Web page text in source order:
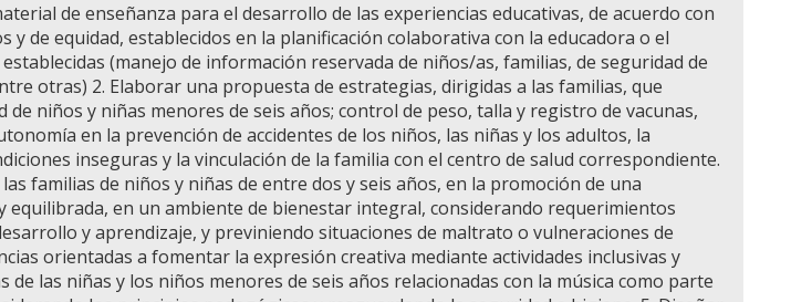
de enseñanza para el desarrollo de las experiencias educativas, de acuerdo con
y de equidad, establecidos en la planificación colaborativa con la educadora o el
(manejo de información reservada de niños/as, familias, de seguridad de
otras) 2. Elaborar una propuesta de estrategias, dirigidas a las familias, que
de niños y niñas menores de seis años; control de peso, talla y registro de vacunas,
en la prevención de accidentes de los niños, las niñas y los adultos, la
inseguras y la vinculación de la familia con el centro de salud correspondiente.
familias de niños y niñas de entre dos y seis años, en la promoción de una
equilibrada, en un ambiente de bienestar integral, considerando requerimientos
y aprendizaje, y previniendo situaciones de maltrato o vulneraciones de
orientadas a fomentar la expresión creativa mediante actividades inclusivas y
de las niñas y los niños menores de seis años relacionadas con la música como parte